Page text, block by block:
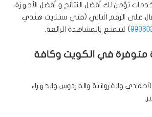
تؤمن لك أفضل النتائج و أفضل الأجهزة،
على الرقم التالي (فني ستلايت هندي
) لتتمتع بالمشاهدة الرائعة.
متوفرة في الكويت وكافة
الأحمدي والفروانية والفردوس والجهراء